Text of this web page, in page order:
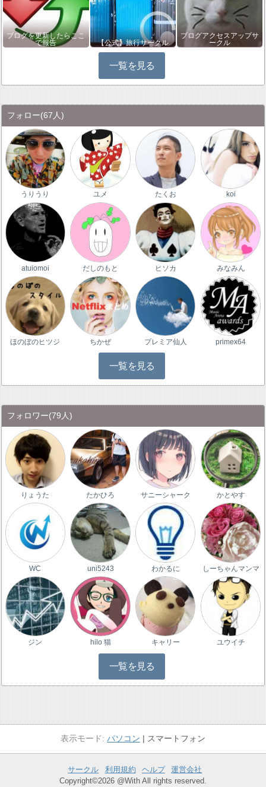
ブログを更新したらここ
で報告
【公式】旅行サークル
ブログアクセスアップサ
ークル
一覧を見る
フォロー(67人)
うりうり ユメ たくお koi
atuiomoi だしのもと ヒソカ みなみん
ほのぼのヒツジ ちかぜ プレミア仙人 primex64
一覧を見る
フォロワー(79人)
りょうた たかひろ サニーシャーク かとやす
WC uni5243 わかるに しーちゃんマンマ
ジン hilo 猫 キャリー ユウイチ
一覧を見る
パソコン スマートフォン
サークル 利用規約 ヘルプ
運営会社
Copyright©2026 @With All rights reserved.